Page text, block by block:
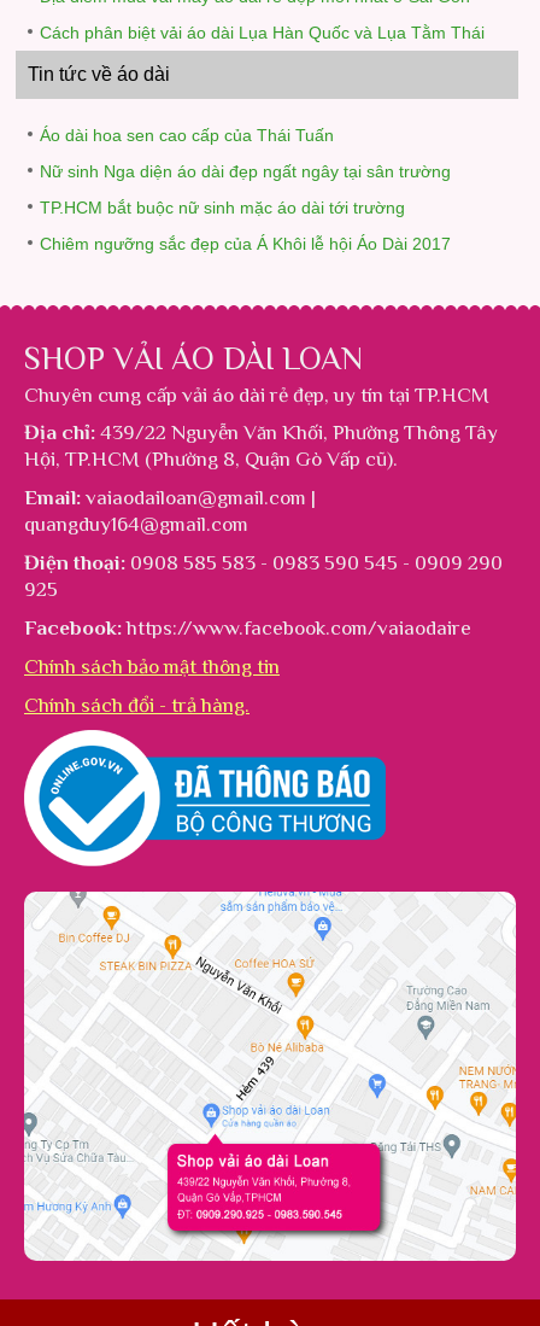
Cách phân biệt vải áo dài Lụa Hàn Quốc và Lụa Tằm Thái
Tin tức về áo dài
Áo dài hoa sen cao cấp của Thái Tuấn
Nữ sinh Nga diện áo dài đẹp ngất ngây tại sân trường
TP.HCM bắt buộc nữ sinh mặc áo dài tới trường
Chiêm ngưỡng sắc đẹp của Á Khôi lễ hội Áo Dài 2017
SHOP VẢI ÁO DÀI LOAN
Chuyên cung cấp vải áo dài rẻ đẹp, uy tín tại TP.HCM
Địa chỉ: 439/22 Nguyễn Văn Khối, Phường Thông Tây
Hội, TP.HCM (Phường 8, Quận Gò Vấp cũ).
Email: vaiaodailoan@gmail.com |
quangduy164@gmail.com
Điện thoại: 0908 585 583 - 0983 590 545 - 0909 290
925
Facebook: https://www.facebook.com/vaiaodaire
Chính sách bảo mật thông tin
Chính sách đổi - trả hàng.